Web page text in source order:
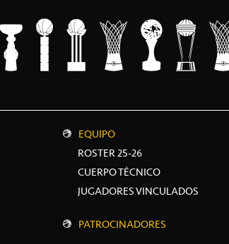
EQUIPO
ROSTER 25-26
CUERPO TÉCNICO
JUGADORES VINCULADOS
PATROCINADORES